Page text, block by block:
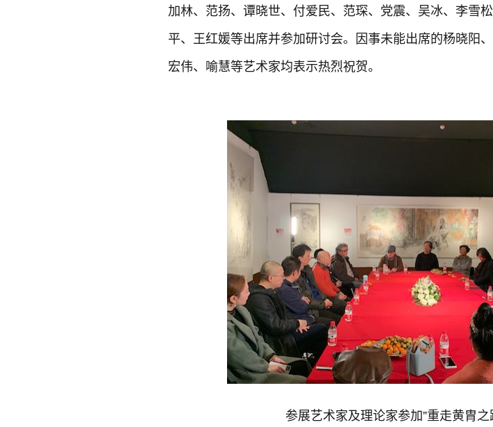
加林、范扬、谭晓世、付爱民、范琛、党震、吴冰、李雪
平、王红媛等出席并参加研讨会。因事未能出席的杨晓阳
宏伟、喻慧等艺术家均表示热烈祝贺。
参展艺术家及理论家参加”重走黄胄之